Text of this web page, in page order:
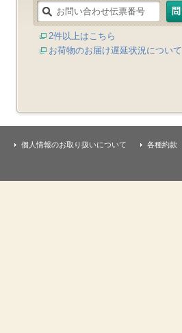
2件以上はこちら
お荷物のお届け遅延状況について
個人情報のお取り扱いについて 各種約款